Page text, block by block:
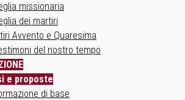
missionaria
dei martiri
Avvento e Quaresima
del nostro tempo
e proposte
di base